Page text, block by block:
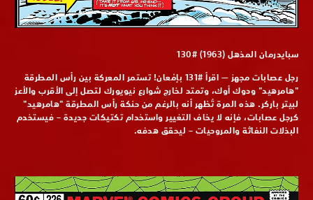
سبايدرمان المذهل (1963) #130
رجل عصابات مجهز — اقرأ #131 بإمْعان! تستمر المعركة بين رأس المطرقة
"هامرهيد" ودوك أوك، وتمتد لخارج شوارع نيويورك لتصل إلى الأقرب والأعز
لبيتر باركر. هذه المرة تُظهر أنه بالرغم من حنكة رأس المطرقة "هامرهيد"
كرجل عصابات، فإنه لا يخاف التغيير واستخدام تكتيكات جديدة – فيستخدم
البذلات النفاثة والمروحيات – ليحقق هدفه.